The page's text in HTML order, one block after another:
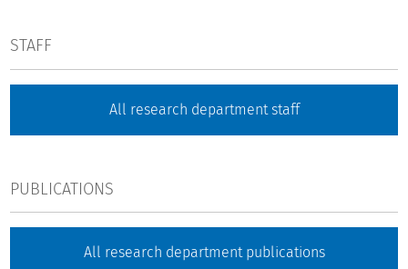
STAFF
All research department staff
PUBLICATIONS
All research department publications